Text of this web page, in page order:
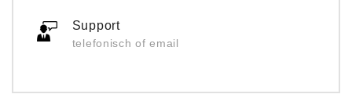
Support
telefonisch of email